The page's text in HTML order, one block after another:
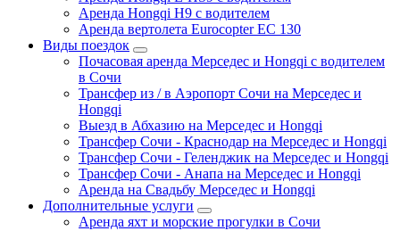
Аренда Hongqi H9 с водителем
Аренда вертолета Eurocopter EC 130
Виды поездок
Почасовая аренда Мерседес и Hongqi с водителем
в Сочи
Трансфер из / в Аэропорт Сочи на Мерседес и
Hongqi
Выезд в Абхазию на Мерседес и Hongqi
Трансфер Сочи - Краснодар на Мерседес и Hongqi
Трансфер Сочи - Геленджик на Мерседес и Hongqi
Трансфер Сочи - Анапа на Мерседес и Hongqi
Аренда на Свадьбу Мерседес и Hongqi
Дополнительные услуги
Аренда яхт и морские прогулки в Сочи